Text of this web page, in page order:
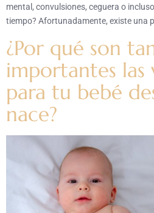
mental, convulsiones, ceguera o
tiempo? Afortunadamente, existe una
¿Por qué son
importantes las
para tu bebé
nace?